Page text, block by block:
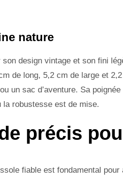
nature
design vintage et son fini
de long, 5,2 cm de large et
un sac d’aventure. Sa
la robustesse est de mise.
précis
fiable est fondamental